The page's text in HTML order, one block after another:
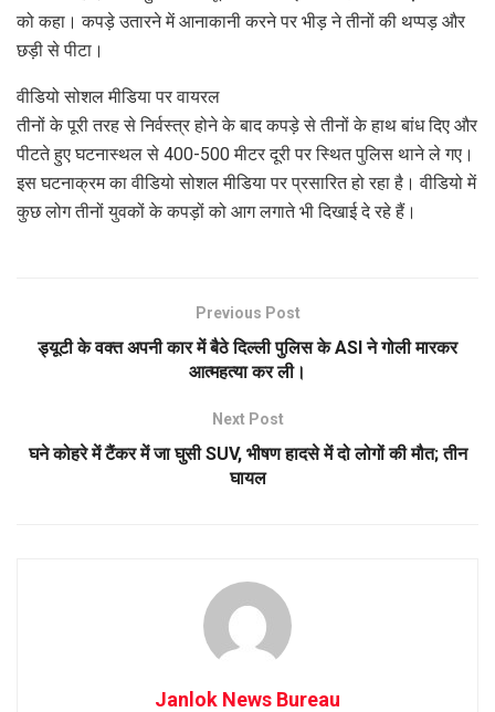
को कहा। कपड़े उतारने में आनाकानी करने पर भीड़ ने तीनों की थप्पड़ और
छड़ी से पीटा।
वीडियो सोशल मीडिया पर वायरल
तीनों के पूरी तरह से निर्वस्त्र होने के बाद कपड़े से तीनों के हाथ बांध दिए और
पीटते हुए घटनास्थल से 400-500 मीटर दूरी पर स्थित पुलिस थाने ले गए।
इस घटनाक्रम का वीडियो सोशल मीडिया पर प्रसारित हो रहा है। वीडियो में
कुछ लोग तीनों युवकों के कपड़ों को आग लगाते भी दिखाई दे रहे हैं।
Previous Post
ड्यूटी के वक्त अपनी कार में बैठे दिल्ली पुलिस के ASI ने गोली मारकर
आत्महत्या कर ली।
Next Post
घने कोहरे में टैंकर में जा घुसी SUV, भीषण हादसे में दो लोगों की मौत; तीन
घायल
Janlok News Bureau